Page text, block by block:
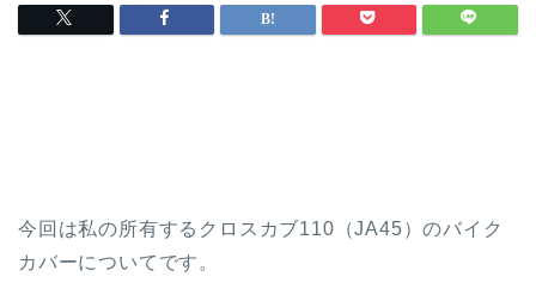
今回は私の所有するクロスカブ110（JA45）のバイク
カバーについてです。